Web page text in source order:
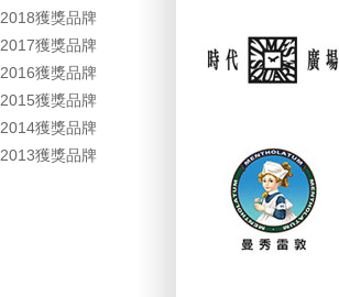
2018獲獎品牌
2017獲獎品牌
2016獲獎品牌
2015獲獎品牌
2014獲獎品牌
2013獲獎品牌